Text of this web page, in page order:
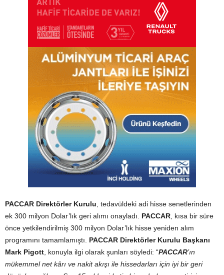
PACCAR Direktörler Kurulu , tedavüldeki adi hisse senetlerinden
ek 300 milyon Dolar’lık geri alımı onayladı. PACCAR , kısa bir süre
önce yetkilendirilmiş 300 milyon Dolar’lık hisse yeniden alım
programını tamamlamıştı. PACCAR Direktörler Kurulu Başkanı
Mark Pigott , konuyla ilgi olarak şunları söyledi: “PACCAR’ın
mükemmel net kârı ve nakit akışı ile hissedarları için iyi bir geri